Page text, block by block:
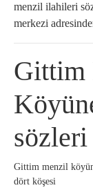
menzil ilahileri
merkezi
Gittim
sözleri
Gittim menzil
dört köşesi